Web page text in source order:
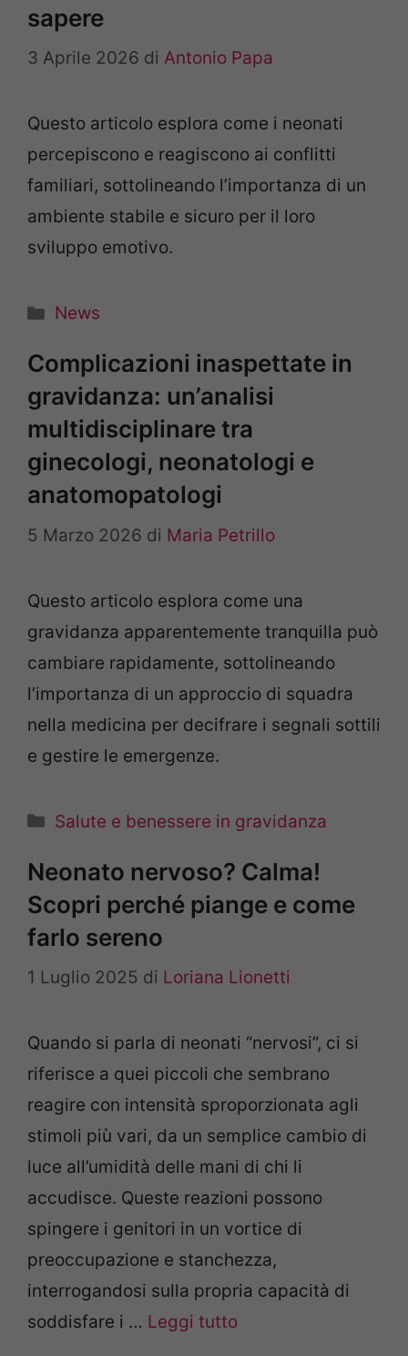
sapere
3 Aprile 2026 di Antonio Papa
Questo articolo esplora come i neonati
percepiscono e reagiscono ai conflitti
familiari, sottolineando l’importanza di un
ambiente stabile e sicuro per il loro
sviluppo emotivo.
Categorie
News
Complicazioni inaspettate in
gravidanza: un’analisi
multidisciplinare tra
ginecologi, neonatologi e
anatomopatologi
5 Marzo 2026 di Maria Petrillo
Questo articolo esplora come una
gravidanza apparentemente tranquilla può
cambiare rapidamente, sottolineando
l’importanza di un approccio di squadra
nella medicina per decifrare i segnali sottili
e gestire le emergenze.
Categorie
Salute e benessere in gravidanza
Neonato nervoso? Calma!
Scopri perché piange e come
farlo sereno
1 Luglio 2025 di Loriana Lionetti
Quando si parla di neonati “nervosi”, ci si
riferisce a quei piccoli che sembrano
reagire con intensità sproporzionata agli
stimoli più vari, da un semplice cambio di
luce all’umidità delle mani di chi li
accudisce. Queste reazioni possono
spingere i genitori in un vortice di
preoccupazione e stanchezza,
interrogandosi sulla propria capacità di
soddisfare i … Leggi tutto